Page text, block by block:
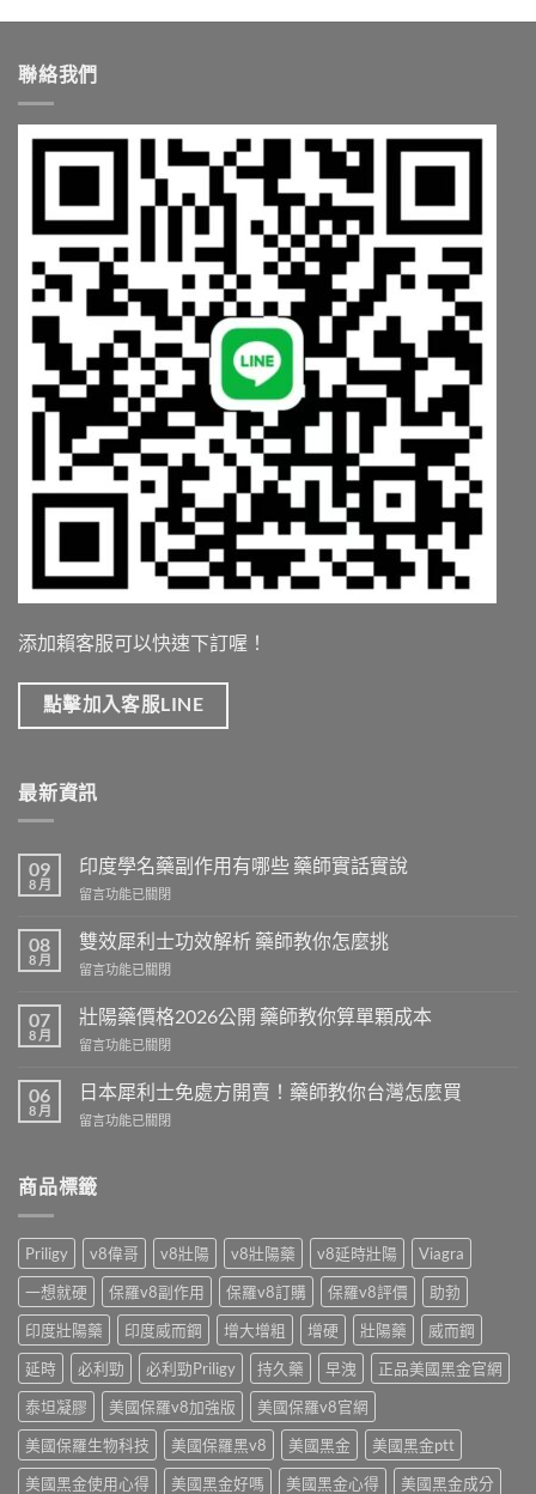
NT$1,800.00。NT$1,200.00。
聯絡我們
添加賴客服可以快速下訂喔！
點擊加入客服LINE
最新資訊
09
8 月
印度學名藥副作用有哪些 藥師實話實說
在
度
學
名
副
作
用
哪
些
實
話
說〉
留言功能已關閉
08
8 月
雙效犀利士功效解析 藥師教你怎麼挑
在
效
犀
利
功
效
解
師
怎
麼
挑〉
中
留言功能已關閉
07
8 月
壯陽藥價格2026公開 藥師教你算單顆成本
在
陽
藥
價
公
教
你
算
單
顆
成
本〉
中
留言功能已關閉
06
8 月
日本犀利士免處方開賣！藥師教你台灣怎麼買
在
犀
利
免
方
開
賣！
藥
師
教
你
台
灣
怎
麼
留言功能已關閉
商品標籤
Priligy v8偉哥 v8壯陽 v8壯陽藥 v8延時壯陽
Viagra
一想就硬
保羅v8副作用 保羅v8訂購 保羅v8評價
助勃
印度壯陽藥
印度威而鋼 增大增粗 增硬 壯陽藥
威而鋼
延時
必利勁 必利勁Priligy 持久藥 早洩
正品美國黑金官網
泰坦凝膠
美國保羅v8加強版
美國保羅v8官網
美國保羅生物科技
美國保羅黑v8 美國黑金
美國黑金ptt
美國黑金使用心得
美國黑金好嗎 美國黑金心得 美國黑金成分